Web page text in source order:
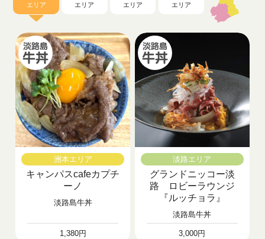
エリア エリア エリア エリア
洲本エリア
キャンパスcafeカプチ
ーノ
淡路島牛丼
1,380円
淡路エリア
グランドニッコー淡
路 ロビーラウンジ
『ルッチョラ』
淡路島牛丼
3,000円